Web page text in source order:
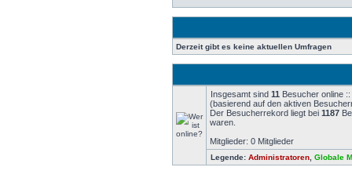
Derzeit gibt es keine aktuellen Umfragen
Insgesamt sind 11 Besucher online
(basierend auf den aktiven
Der Besucherrekord liegt bei 1187
waren.
Mitglieder: 0 Mitglieder
Legende: Administratoren Globale